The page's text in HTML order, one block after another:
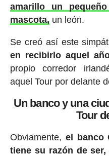
amarillo un
mascota, un león.
Se creó así este
en recibirlo aquel
propio corredor
aquel Tour por delante
Un banco y una
Tour
Obviamente, el banco
tiene su razón de